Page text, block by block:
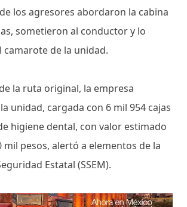
los agresores abordaron la cabina
sometieron al conductor y lo
camarote de la unidad.
la ruta original, la empresa
unidad, cargada con 6 mil 954 cajas
higiene dental, con valor estimado
mil pesos, alertó a elementos de la
Estatal (SSEM).